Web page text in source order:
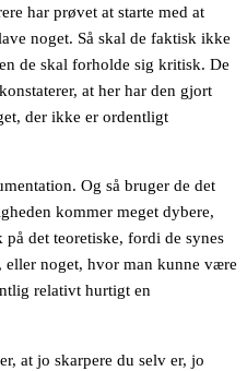
har prøvet at starte med at
noget. Så skal de faktisk ikke
de skal forholde sig kritisk. De
at her har den gjort
der ikke er ordentligt
Og så bruger de det
kommer meget dybere,
det teoretiske, fordi de synes
noget, hvor man kunne være
relativt hurtigt en
at jo skarpere du selv er, jo